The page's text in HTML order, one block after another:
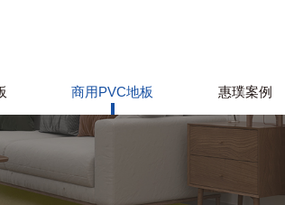
商用PVC地板 惠璞案例